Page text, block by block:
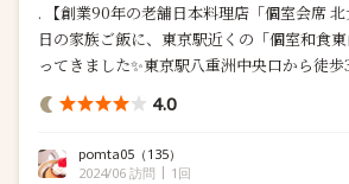
. ️【創業90年の老舗日本料理店「個室会席 北大路」姉妹店】️ 父の
日の家族ご飯に、東京駅近くの「個室和食
ってきました✨東京駅八重洲中央口から徒
ープンした「ホテルモンテエルマーナ東京」
お店は、全席個室の会席・日本料理店です。
選し、板前が丁...
4.0
pomta05 （135）
2024/06 訪問
1回